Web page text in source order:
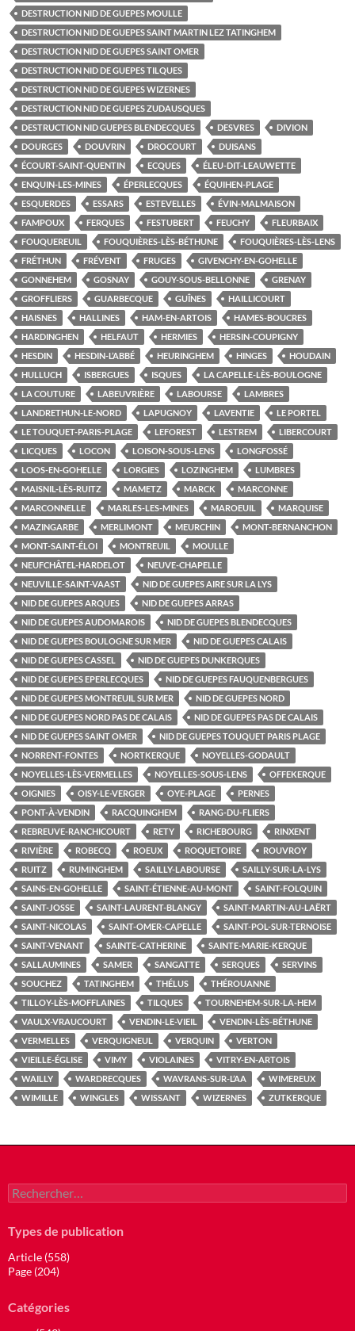
DESTRUCTION NID DE GUEPES MOULLE
DESTRUCTION NID DE GUEPES SAINT MARTIN LEZ TATINGHEM
DESTRUCTION NID DE GUEPES SAINT OMER
DESTRUCTION NID DE GUEPES TILQUES
DESTRUCTION NID DE GUEPES WIZERNES
DESTRUCTION NID DE GUEPES ZUDAUSQUES
DESTRUCTION NID GUEPES BLENDECQUES
DESVRES
DIVION
DOURGES
DOUVRIN DROCOURT
DUISANS
ÉCOURT-SAINT-QUENTIN
ECQUES
ÉLEU-DIT-LEAUWETTE
ENQUIN-LES-MINES
ÉPERLECQUES
ÉQUIHEN-PLAGE
ESQUERDES
ESSARS ESTEVELLES
ÉVIN-MALMAISON
FAMPOUX
FERQUES FESTUBERT FEUCHY
FLEURBAIX
FOUQUEREUIL
FOUQUIÈRES-LÈS-BÉTHUNE
FOUQUIÈRES-LÈS-LENS
FRÉTHUN
FRÉVENT FRUGES
GIVENCHY-EN-GOHELLE
GONNEHEM
GOSNAY GOUY-SOUS-BELLONNE
GRENAY
GROFFLIERS
GUARBECQUE GUÎNES
HAILLICOURT
HAISNES
HALLINES HAM-EN-ARTOIS
HAMES-BOUCRES
HARDINGHEN
HELFAUT HERMIES
HERSIN-COUPIGNY
HESDIN
HESDIN-L’ABBÉ HEURINGHEM HINGES
HOUDAIN
HULLUCH
ISBERGUES ISQUES
LA CAPELLE-LÈS-BOULOGNE
LA COUTURE
LABEUVRIÈRE LABOURSE
LAMBRES
LANDRETHUN-LE-NORD
LAPUGNOY LAVENTIE
LE PORTEL
LE TOUQUET-PARIS-PLAGE
LEFOREST LESTREM
LIBERCOURT
LICQUES
LOCON LOISON-SOUS-LENS
LONGFOSSÉ
LOOS-EN-GOHELLE
LORGIES LOZINGHEM
LUMBRES
MAISNIL-LÈS-RUITZ
MAMETZ MARCK
MARCONNE
MARCONNELLE
MARLES-LES-MINES MAROEUIL
MARQUISE
MAZINGARBE
MERLIMONT MEURCHIN
MONT-BERNANCHON
MONT-SAINT-ÉLOI
MONTREUIL
MOULLE
NEUFCHÂTEL-HARDELOT
NEUVE-CHAPELLE
NEUVILLE-SAINT-VAAST
NID DE GUEPES AIRE SUR LA LYS
NID DE GUEPES ARQUES
NID DE GUEPES ARRAS
NID DE GUEPES AUDOMAROIS
NID DE GUEPES BLENDECQUES
NID DE GUEPES BOULOGNE SUR MER
NID DE GUEPES CALAIS
NID DE GUEPES CASSEL
NID DE GUEPES DUNKERQUES
NID DE GUEPES EPERLECQUES
NID DE GUEPES FAUQUENBERGUES
NID DE GUEPES MONTREUIL SUR MER
NID DE GUEPES NORD
NID DE GUEPES NORD PAS DE CALAIS
NID DE GUEPES PAS DE CALAIS
NID DE GUEPES SAINT OMER
NID DE GUEPES TOUQUET PARIS PLAGE
NORRENT-FONTES
NORTKERQUE
NOYELLES-GODAULT
NOYELLES-LÈS-VERMELLES
NOYELLES-SOUS-LENS
OFFEKERQUE
OIGNIES
OISY-LE-VERGER OYE-PLAGE
PERNES
PONT-À-VENDIN
RACQUINGHEM
RANG-DU-FLIERS
REBREUVE-RANCHICOURT
RETY RICHEBOURG
RINXENT
RIVIÈRE
ROBECQ ROEUX ROQUETOIRE
ROUVROY
RUITZ
RUMINGHEM SAILLY-LABOURSE
SAILLY-SUR-LA-LYS
SAINS-EN-GOHELLE
SAINT-ÉTIENNE-AU-MONT
SAINT-FOLQUIN
SAINT-JOSSE
SAINT-LAURENT-BLANGY
SAINT-MARTIN-AU-LAËRT
SAINT-NICOLAS
SAINT-OMER-CAPELLE
SAINT-POL-SUR-TERNOISE
SAINT-VENANT
SAINTE-CATHERINE
SAINTE-MARIE-KERQUE
SALLAUMINES
SAMER SANGATTE SERQUES
SERVINS
SOUCHEZ
TATINGHEM THÉLUS
THÉROUANNE
TILLOY-LÈS-MOFFLAINES
TILQUES
TOURNEHEM-SUR-LA-HEM
VAULX-VRAUCOURT
VENDIN-LE-VIEIL
VENDIN-LÈS-BÉTHUNE
VERMELLES
VERQUIGNEUL VERQUIN
VERTON
VIEILLE-ÉGLISE
VIMY VIOLAINES
VITRY-EN-ARTOIS
WAILLY
WARDRECQUES WAVRANS-SUR-L’AA
WIMEREUX
WIMILLE
WINGLES WISSANT WIZERNES ZUTKERQUE
Rechercher :
Types de publication
Article (558)
Page (204)
Catégories